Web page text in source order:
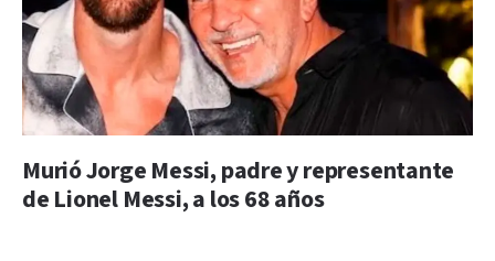
Murió Jorge Messi, padre y representante
de Lionel Messi, a los 68 años